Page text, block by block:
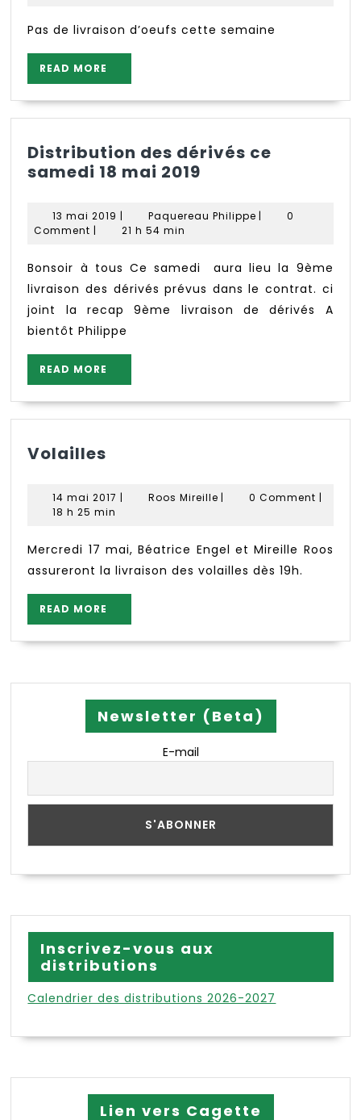
Pas de livraison d’oeufs cette semaine
READ MORE
MORE
Distribution des dérivés ce
samedi 18 mai 2019
dérivés
18
mai
2019
13 mai 2019 13
mai
| Paquereau PhilippePaquereau
|
0
Comment | 21 h 54 min
Bonsoir à tous Ce samedi aura lieu la 9ème
livraison des dérivés prévus dans le contrat. ci
joint la recap 9ème livraison de dérivés A
bientôt Philippe
READ MORE
MORE
Volailles
14 mai 2017 14| Roos MireilleRoos
| 0 Comment |
18 h 25 min
Mercredi 17 mai, Béatrice Engel et Mireille Roos
assureront la livraison des volailles dès 19h.
READ MORE
MORE
Newsletter (Beta)
E-mail
Inscrivez-vous aux
distributions
Calendrier des distributions 2026-2027
Lien vers Cagette